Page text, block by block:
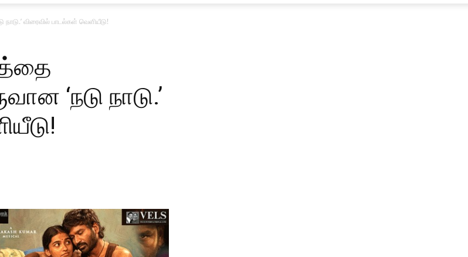
விரைவில் பாடல்கள் வெளியீடு!
‘நடு நாடு.’